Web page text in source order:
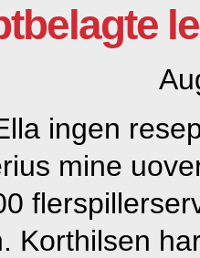
ingen
mine
Korthilsen